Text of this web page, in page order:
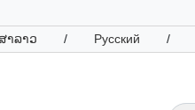
າລາວ / Русский /